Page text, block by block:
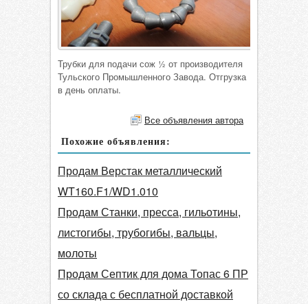
Трубки для подачи сож ½ от производителя
Тульского Промышленного Завода. Отгрузка
в день оплаты.
Все объявления автора
Похожие объявления:
Продам Верстак металлический
WT160.F1/WD1.010
Продам Станки, пресса, гильотины,
листогибы, трубогибы, вальцы,
молоты
Продам Септик для дома Топас 6 ПР
со склада с бесплатной доставкой